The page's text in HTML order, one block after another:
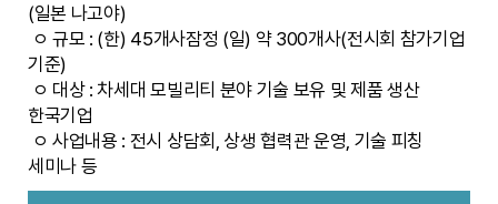
(일본 나고야)
ㅇ 규모 : (한) 45개사잠정 (일) 약 300개사(전시회 참가기업
기준)
ㅇ 대상 : 차세대 모빌리티 분야 기술 보유 및 제품 생산
한국기업
ㅇ 사업내용 : 전시 상담회, 상생 협력관 운영, 기술 피칭
세미나 등